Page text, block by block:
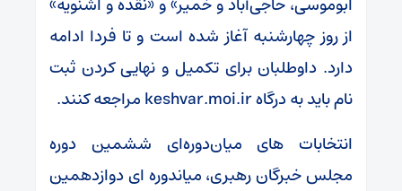
از روز چهارشنبه آغاز شده است و تا فردا ادامه
دارد. داوطلبان برای تکمیل و نهایی کردن ثبت
نام باید به درگاه keshvar.moi.ir مراجعه کنند.
انتخابات های میان‌دوره‌ای ششمین دوره
مجلس خبرگان رهبری، میاندوره ای دوازدهمین